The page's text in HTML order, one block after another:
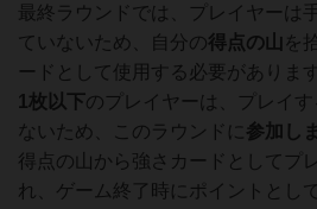
最終ラウンドでは、プレイヤーは
ていないため、自分の得点の山 を
ードとして使用する必要がありま
1枚以下のプレイヤーは、プレイ
ないため、このラウンドに 参加し
得点の山から強さカードとしてプ
れ、ゲーム終了時にポイントとし